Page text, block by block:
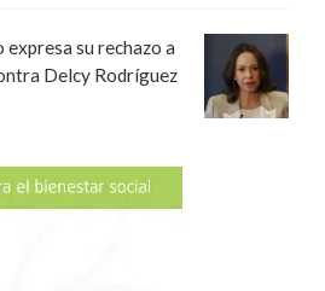
su rechazo a
Delcy Rodríguez